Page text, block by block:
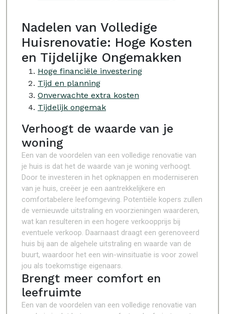
Nadelen van Volledige
Huisrenovatie: Hoge Kosten
en Tijdelijke Ongemakken
Hoge financiële investering
Tijd en planning
Onverwachte extra kosten
Tijdelijk ongemak
Verhoogt de waarde van je
woning
Een van de voordelen van een volledige renovatie van
je huis is dat het de waarde van je woning verhoogt.
Door te investeren in het opknappen en moderniseren
van je huis, creëer je een aantrekkelijkere en
comfortabelere leefomgeving. Potentiële kopers zullen
de vernieuwde uitstraling en voorzieningen waarderen,
wat kan resulteren in een hogere verkoopprijs bij
eventuele verkoop. Daarnaast draagt een gerenoveerd
huis bij aan de algehele uitstraling en waarde van de
buurt, waardoor het een win-winsituatie is voor zowel
jou als toekomstige eigenaars.
Brengt meer comfort en
leefruimte
Een van de voordelen van een volledige renovatie van